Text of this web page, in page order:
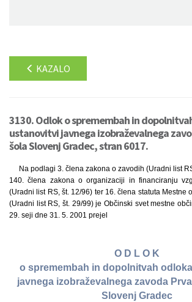
KAZALO
3130. Odlok o spremembah in
ustanovitvi javnega izobraževalnega
šola Slovenj Gradec, stran 6017.
Na podlagi 3. člena zakona o zavodih (Uradni list
140. člena zakona o organizaciji in financiranju
(Uradni list RS, št. 12/96) ter 16. člena statuta Mestne
(Uradni list RS, št. 29/99) je Občinski svet mestne
29. seji dne 31. 5. 2001 prejel
O D L O K
o spremembah in dopolnitvah
javnega izobraževalnega zavoda
Slovenj Gradec